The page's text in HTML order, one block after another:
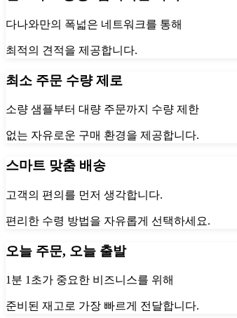
다나와만의 폭넓은 네트워크를 통해
최적의 견적을 제공합니다.
최소 주문 수량 제로
소량 샘플부터 대량 주문까지 수량 제한
없는 자유로운 구매 환경을 제공합니다.
스마트 맞춤 배송
고객의 편의를 먼저 생각합니다.
편리한 수령 방법을 자유롭게 선택하세요.
오늘 주문, 오늘 출발
1분 1초가 중요한 비즈니스를 위해
준비된 재고로 가장 빠르게 전달합니다.